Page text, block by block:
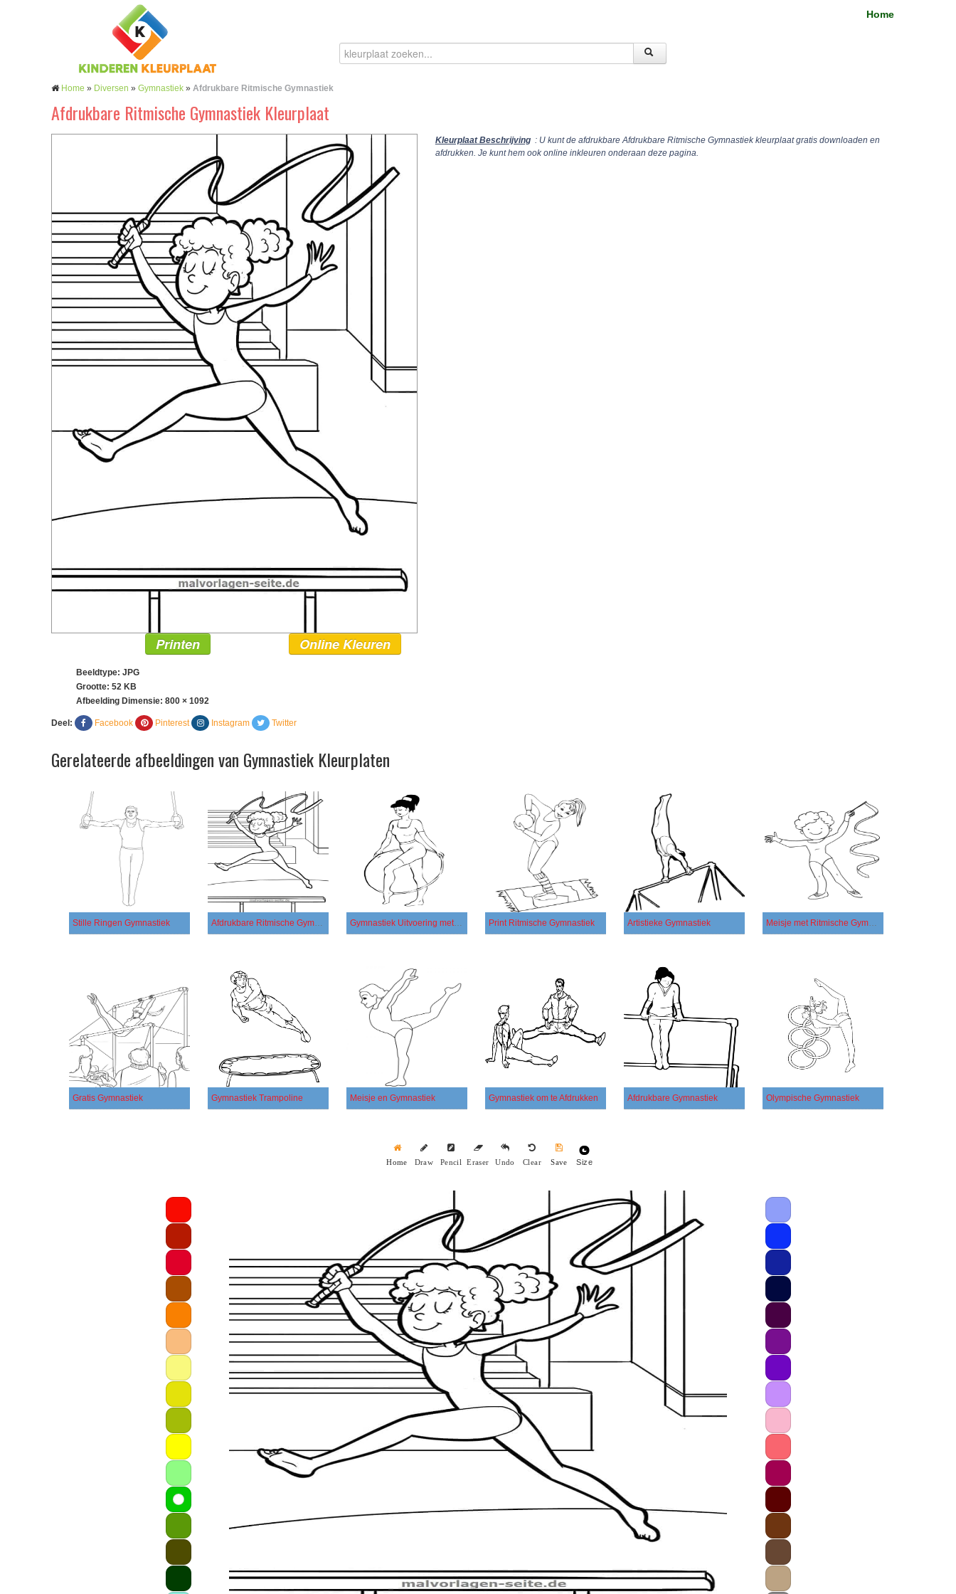
Home
Home » Diversen » Gymnastiek » Afdrukbare Ritmische Gymnastiek
Afdrukbare Ritmische Gymnastiek Kleurplaat
Kleurplaat Beschrijving : U kunt de afdrukbare Afdrukbare Ritmische Gymnastiek kleurplaat gratis downloaden en
afdrukken. Je kunt hem ook online inkleuren onderaan deze pagina.
Printen Online Kleuren
Beeldtype: JPG
Grootte: 52 KB
Afbeelding Dimensie: 800 × 1092
Deel: Facebook Pinterest Instagram Twitter
Gerelateerde afbeeldingen van Gymnastiek Kleurplaten
Stille Ringen Gymnastiek Afdrukbare Ritmische Gymnastiek Gymnastiek Uitvoering met een Hoepel Print Ritmische Gymnastiek Artistieke Gymnastiek Meisje met Ritmische Gymnastiek
Gratis Gymnastiek Gymnastiek Trampoline Meisje en Gymnastiek Gymnastiek om te Afdrukken Afdrukbare Gymnastiek Olympische Gymnastiek
Home Draw Pencil Eraser Undo Clear Save Size